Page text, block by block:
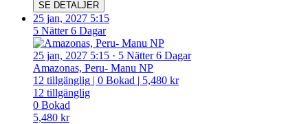
SE DETALJER
25 jan, 2027 5:15
5 Nätter 6 Dagar
25 jan, 2027 5:15 · 5 Nätter 6 Dagar
Amazonas, Peru- Manu NP
12 tillgänglig | 0 Bokad | 5,480 kr
12 tillgänglig
0 Bokad
5,480 kr